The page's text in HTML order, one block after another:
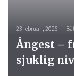
23 februari, 2026
Ångest –
sjuklig